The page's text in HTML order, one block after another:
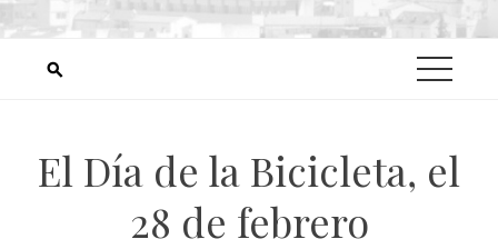
El Día de la Bicicleta, el
28 de febrero